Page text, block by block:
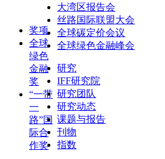
奖项
全球
绿色
金融
奖
“一带
一
路”国
际合
作奖
大湾区报告会
丝路国际联盟大会
全球碳定价会议
全球绿色金融峰会
研究
IFF研究院
研究团队
研究动态
课题与报告
刊物
指数